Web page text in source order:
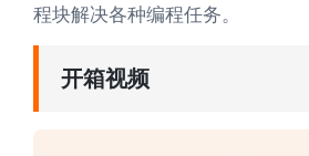
程块解决各种编程任务。
开箱视频